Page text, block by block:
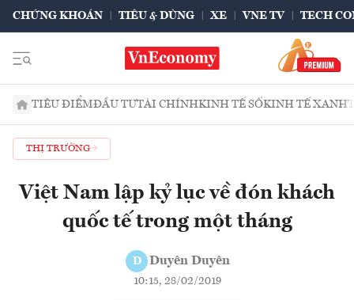
CHỨNG KHOÁN TIÊU & DÙNG XE VNE TV TECH
TIÊU ĐIỂMĐẦU TƯTÀI CHÍNHKINH TẾ SỐKINH TẾ XANH
THỊ TRƯỜNG
Việt Nam lập kỷ lục về đón khách
quốc tế trong một tháng
D Duyên Duyên
10:15, 28/02/2019